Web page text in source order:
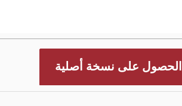
الحصول على نسخة أصلية